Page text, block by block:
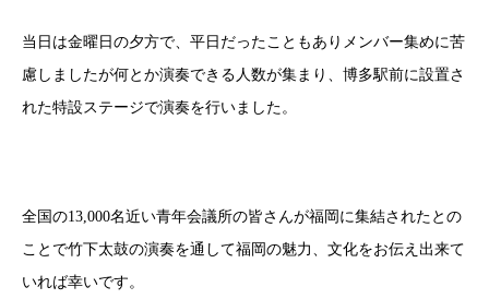
当日は金曜日の夕方で、平日だったこともありメンバー集めに苦
慮しましたが何とか演奏できる人数が集まり、博多駅前に設置さ
れた特設ステージで演奏を行いました。
全国の13,000名近い青年会議所の皆さんが福岡に集結されたとの
ことで竹下太鼓の演奏を通して福岡の魅力、文化をお伝え出来て
いれば幸いです。